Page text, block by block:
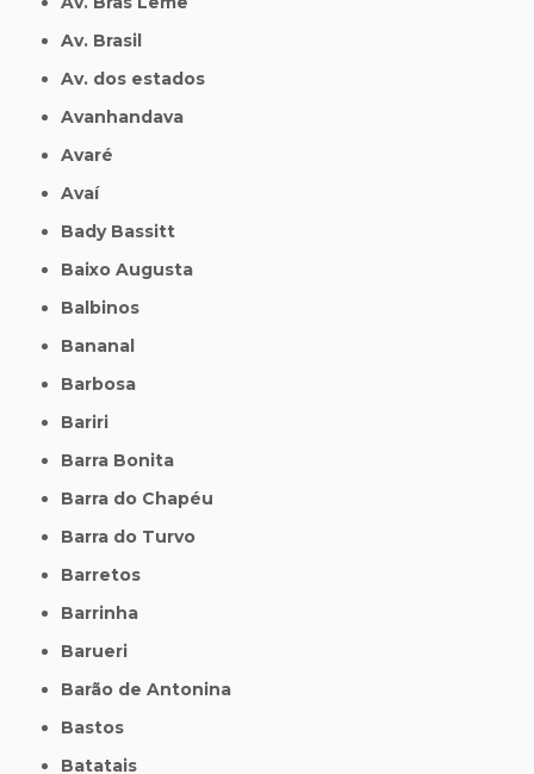
Av. Brasil
Av. dos estados
Avanhandava
Avaré
Avaí
Bady Bassitt
Baixo Augusta
Balbinos
Bananal
Barbosa
Bariri
Barra Bonita
Barra do Chapéu
Barra do Turvo
Barretos
Barrinha
Barueri
Barão de Antonina
Bastos
Batatais